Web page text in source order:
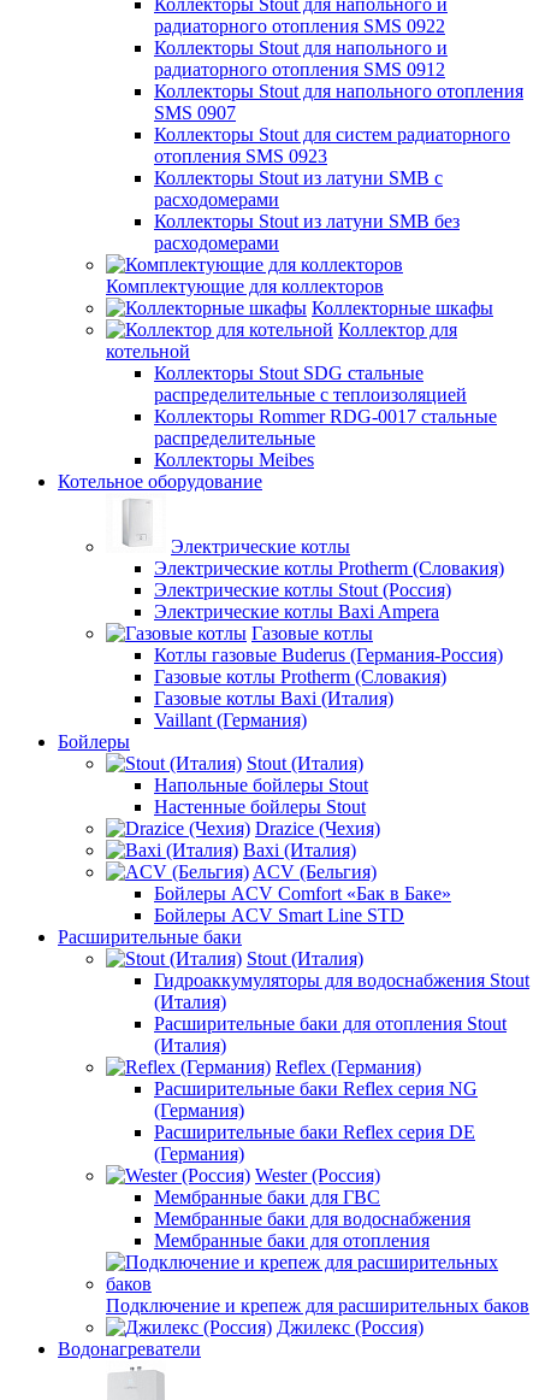
Коллекторы Stout для напольного и
радиаторного отопления SMS 0922
Коллекторы Stout для напольного и
радиаторного отопления SMS 0912
Коллекторы Stout для напольного отопления
SMS 0907
Коллекторы Stout для систем радиаторного
отопления SMS 0923
Коллекторы Stout из латуни SMB с
расходомерами
Коллекторы Stout из латуни SMB без
расходомерами
Комплектующие для коллекторов
Коллекторные шкафы
Коллектор для
котельной
Коллекторы Stout SDG стальные
распределительные с теплоизоляцией
Коллекторы Rommer RDG-0017 стальные
распределительные
Коллекторы Meibes
Котельное оборудование
Электрические котлы
Электрические котлы Protherm (Словакия)
Электрические котлы Stout (Россия)
Электрические котлы Baxi Ampera
Газовые котлы
Котлы газовые Buderus (Германия-Россия)
Газовые котлы Protherm (Словакия)
Газовые котлы Baxi (Италия)
Vaillant (Германия)
Бойлеры
Stout (Италия)
Напольные бойлеры Stout
Настенные бойлеры Stout
Drazice (Чехия)
Baxi (Италия)
ACV (Бельгия)
Бойлеры ACV Comfort «Бак в Баке»
Бойлеры ACV Smart Line STD
Расширительные баки
Stout (Италия)
Гидроаккумуляторы для водоснабжения Stout
(Италия)
Расширительные баки для отопления Stout
(Италия)
Reflex (Германия)
Расширительные баки Reflex серия NG
(Германия)
Расширительные баки Reflex серия DE
(Германия)
Wester (Россия)
Мембранные баки для ГВС
Мембранные баки для водоснабжения
Мембранные баки для отопления
Подключение и крепеж для расширительных баков
Джилекс (Россия)
Водонагреватели